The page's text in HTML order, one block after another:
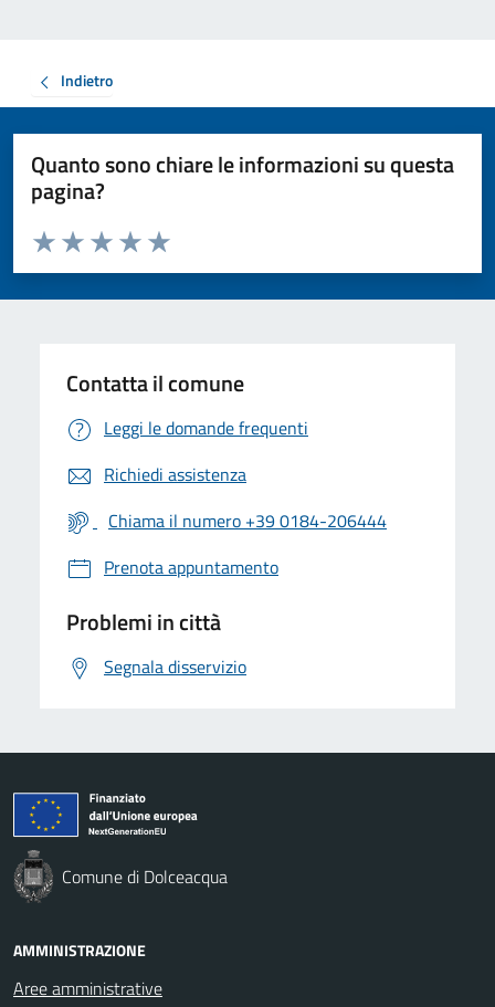
Indietro
Quanto sono chiare le informazioni su questa
pagina?
Valuta da 1 a 5 stelle la pagina
Valuta 5 stelle su 5
Valuta 4 stelle su 5
Valuta 3 stelle su 5
Valuta 2 stelle su 5
Valuta 1 stelle su 5
Contatta il comune
Leggi le domande frequenti
Richiedi assistenza
Chiama il numero +39 0184-206444
Prenota appuntamento
Problemi in città
Segnala disservizio
Comune di Dolceacqua
AMMINISTRAZIONE
Aree amministrative